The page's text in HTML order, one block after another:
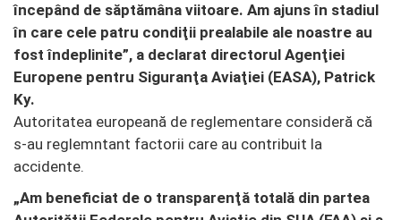
începând de săptămâna viitoare. Am ajuns în stadiul
în care cele patru condiţii prealabile ale noastre au
fost îndeplinite”, a declarat directorul Agenţiei
Europene pentru Siguranţa Aviaţiei (EASA), Patrick
Ky.
Autoritatea europeană de reglementare consideră că
s-au reglemntant factorii care au contribuit la
accidente.
„Am beneficiat de o transparenţă totală din partea